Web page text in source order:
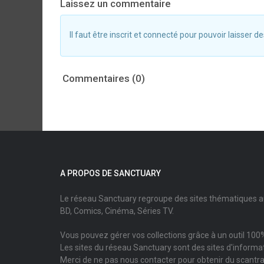
Laissez un commentaire
Il faut être inscrit et connecté pour pouvoir laisser
Commentaires (0)
A PROPOS DE SANCTUARY
Le réseau Sanctuary regroupe des sites thématiques
BD, Comics, Cinéma, Séries TV.
Vous pouvez gérer vos collections grâce à un outil
Les sites du réseau Sanctuary sont des sites
Merci de ne pas nous contacter pour obtenir du